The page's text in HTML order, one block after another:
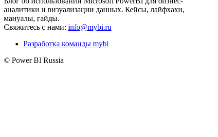
аналитики и визуализации данных. Кейсы, лайфхахи,
мануалы, гайды.
Свяжитесь с нами: info@mybi.ru
Разработка команды mybi
© Power BI Russia